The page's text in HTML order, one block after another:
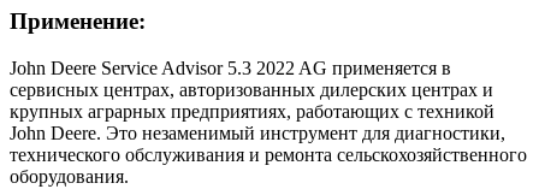
Применение:
John Deere Service Advisor 5.3 2022 AG применяется в
сервисных центрах, авторизованных дилерских центрах и
крупных аграрных предприятиях, работающих с техникой
John Deere. Это незаменимый инструмент для диагностики,
технического обслуживания и ремонта сельскохозяйственного
оборудования.